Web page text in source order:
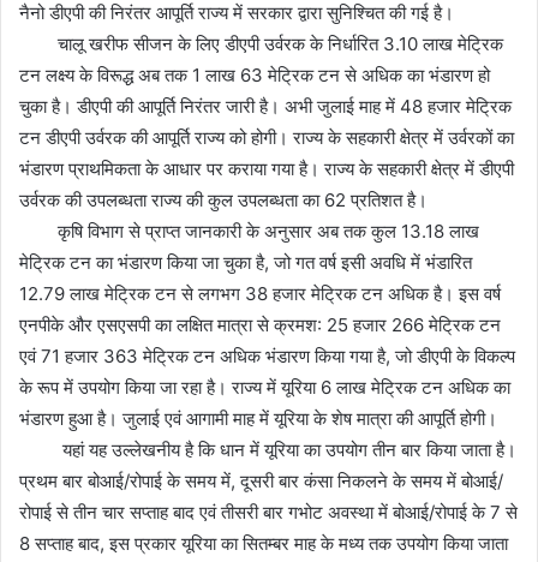
नैनो डीएपी की निरंतर आपूर्ति राज्य में सरकार द्वारा सुनिश्चित की गई है।
चालू खरीफ सीजन के लिए डीएपी उर्वरक के निर्धारित 3.10 लाख मेट्रिक
टन लक्ष्य के विरूद्ध अब तक 1 लाख 63 मेट्रिक टन से अधिक का भंडारण हो
चुका है। डीएपी की आपूर्ति निरंतर जारी है। अभी जुलाई माह में 48 हजार मेट्रिक
टन डीएपी उर्वरक की आपूर्ति राज्य को होगी। राज्य के सहकारी क्षेत्र में उर्वरकों का
भंडारण प्राथमिकता के आधार पर कराया गया है। राज्य के सहकारी क्षेत्र में डीएपी
उर्वरक की उपलब्धता राज्य की कुल उपलब्धता का 62 प्रतिशत है।
कृषि विभाग से प्राप्त जानकारी के अनुसार अब तक कुल 13.18 लाख
मेट्रिक टन का भंडारण किया जा चुका है, जो गत वर्ष इसी अवधि में भंडारित
12.79 लाख मेट्रिक टन से लगभग 38 हजार मेट्रिक टन अधिक है। इस वर्ष
एनपीके और एसएसपी का लक्षित मात्रा से क्रमश: 25 हजार 266 मेट्रिक टन
एवं 71 हजार 363 मेट्रिक टन अधिक भंडारण किया गया है, जो डीएपी के विकल्प
के रूप में उपयोग किया जा रहा है। राज्य में यूरिया 6 लाख मेट्रिक टन अधिक का
भंडारण हुआ है। जुलाई एवं आगामी माह में यूरिया के शेष मात्रा की आपूर्ति होगी।
यहां यह उल्लेखनीय है कि धान में यूरिया का उपयोग तीन बार किया जाता है।
प्रथम बार बोआई/रोपाई के समय में, दूसरी बार कंसा निकलने के समय में बोआई/
रोपाई से तीन चार सप्ताह बाद एवं तीसरी बार गभोट अवस्था में बोआई/रोपाई के 7 से
8 सप्ताह बाद, इस प्रकार यूरिया का सितम्बर माह के मध्य तक उपयोग किया जाता